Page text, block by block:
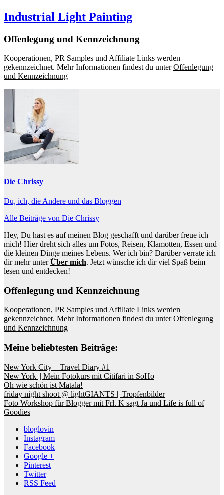
Industrial Light Painting
Offenlegung und Kennzeichnung
Kooperationen, PR Samples und Affiliate Links werden
gekennzeichnet. Mehr Informationen findest du unterOffenlegung
und Kennzeichnung
Die Chrissy
Du, ich, die Andere und das Bloggen
Alle Beiträge von Die Chrissy
Hey, Du hast es auf meinen Blog geschafft und darüber freue ich
mich! Hier dreht sich alles um Fotos, Reisen, Klamotten, Essen und
die kleinen Dinge meines Lebens. Wer ich bin? Darüber verrate ich
dir mehr unterÜber mich. Jetzt wünsche ich dir viel Spaß beim
lesen und entdecken!
Offenlegung und Kennzeichnung
Kooperationen, PR Samples und Affiliate Links werden
gekennzeichnet. Mehr Informationen findest du unterOffenlegung
und Kennzeichnung
Meine beliebtesten Beiträge:
New York City – Travel Diary #1
New York || Mein Fotokurs mit Citifari in SoHo
Oh wie schön ist Matala!
friday night shoot @ lightGIANTS || Tropfenbilder
Foto Workshop für Blogger mit Frl. K sagt Ja und Life is full of
Goodies
bloglovin
Instagram
Facebook
Google +
Pinterest
Twitter
RSS Feed